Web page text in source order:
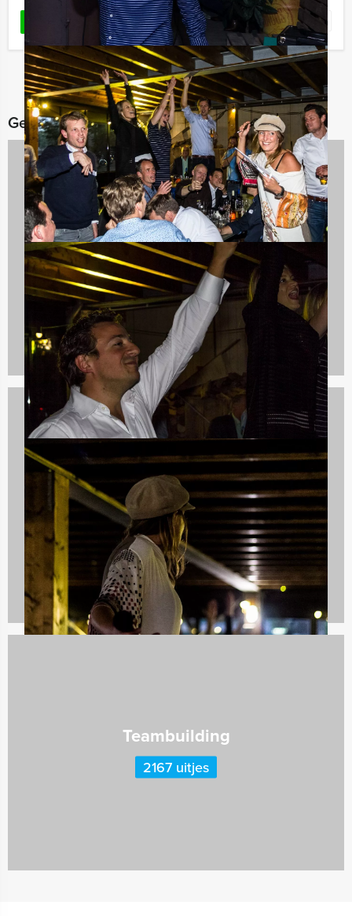
LEES MEER Favoriet
Gerelateerde categorieën
Avondarrangementen
846 uitjes
Culinaire uitjes
1237 uitjes
Teambuilding
2167 uitjes